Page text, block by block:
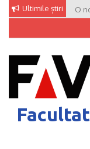
Skip
content
Ultimile știri O